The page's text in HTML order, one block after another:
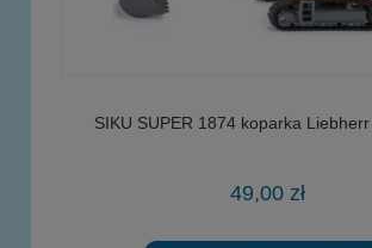
SIKU SUPER 1874 koparka
49,00 zł